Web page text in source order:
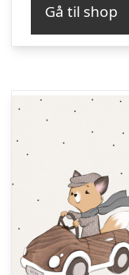
Gå til shop